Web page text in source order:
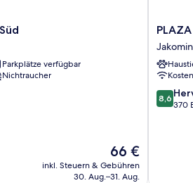
Parkplätze verfügbar
Nichtraucher
Der
Preis
beträgt
66 €
inkl. Steuern & Gebühren
30. Aug.–31. Aug.
PLAZA
INN
Graz
City
8.6
von
8,6
370